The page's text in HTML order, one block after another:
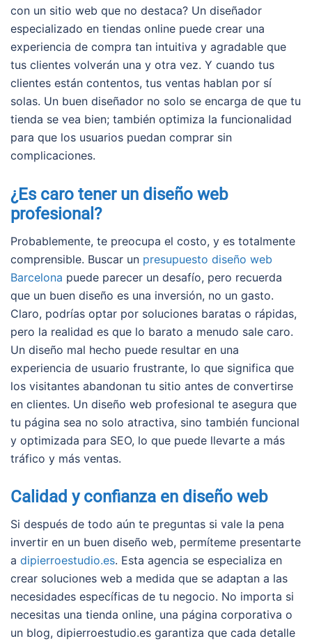
con un sitio web que no destaca? Un diseñador
especializado en tiendas online puede crear una
experiencia de compra tan intuitiva y agradable que
tus clientes volverán una y otra vez. Y cuando tus
clientes están contentos, tus ventas hablan por sí
solas. Un buen diseñador no solo se encarga de que tu
tienda se vea bien; también optimiza la funcionalidad
para que los usuarios puedan comprar sin
complicaciones.
¿Es caro tener un diseño web
profesional?
Probablemente, te preocupa el costo, y es totalmente
comprensible. Buscar un presupuesto diseño web
Barcelona puede parecer un desafío, pero recuerda
que un buen diseño es una inversión, no un gasto.
Claro, podrías optar por soluciones baratas o rápidas,
pero la realidad es que lo barato a menudo sale caro.
Un diseño mal hecho puede resultar en una
experiencia de usuario frustrante, lo que significa que
los visitantes abandonan tu sitio antes de convertirse
en clientes. Un diseño web profesional te asegura que
tu página sea no solo atractiva, sino también funcional
y optimizada para SEO, lo que puede llevarte a más
tráfico y más ventas.
Calidad y confianza en diseño web
Si después de todo aún te preguntas si vale la pena
invertir en un buen diseño web, permíteme presentarte
a dipierroestudio.es. Esta agencia se especializa en
crear soluciones web a medida que se adaptan a las
necesidades específicas de tu negocio. No importa si
necesitas una tienda online, una página corporativa o
un blog, dipierroestudio.es garantiza que cada detalle